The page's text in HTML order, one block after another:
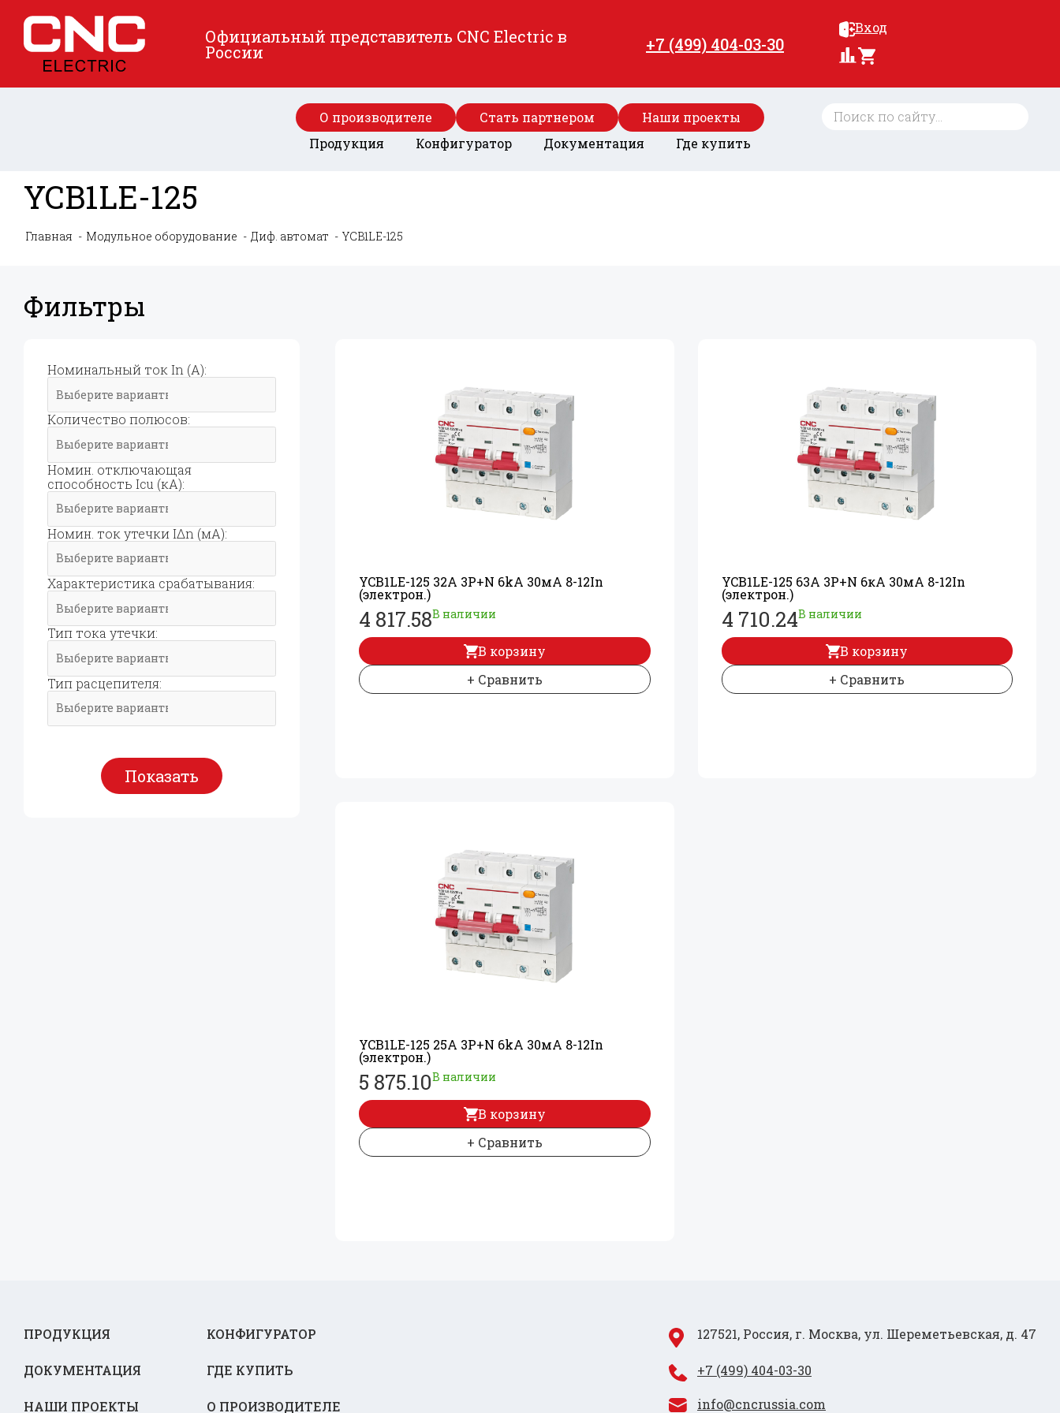
Официальный представитель CNC Electric в
России +7 (499) 404-03-30
Вход
О производителе Стать партнером
Наши проекты
Продукция
Конфигуратор Документация Где купить
YCB1LE-125
Главная Модульное оборудование Диф. автомат YCB1LE-125
Фильтры
Номинальный ток In (А):
Количество полюсов:
Номин. отключающая
способность Icu (кА):
Номин. ток утечки IΔn (мА):
Характеристика срабатывания:
Тип тока утечки:
Тип расцепителя:
Показать
YCB1LE-125 32A 3Р+N 6kA 30мА 8-12In
(электрон.)
4 817.58В наличии
В корзину
+ Сравнить
YCB1LE-125 63А 3P+N 6кА 30мА 8-12In
(электрон.)
4 710.24В наличии
В корзину
+ Сравнить
YCB1LE-125 25A 3Р+N 6kA 30мА 8-12In
(электрон.)
5 875.10В наличии
В корзину
+ Сравнить
ПРОДУКЦИЯ КОНФИГУРАТОР
ДОКУМЕНТАЦИЯ ГДЕ КУПИТЬ
НАШИ ПРОЕКТЫ О ПРОИЗВОДИТЕЛЕ
127521, Россия, г. Москва, ул. Шереметьевская, д. 47
+7 (499) 404-03-30
info@cncrussia.com